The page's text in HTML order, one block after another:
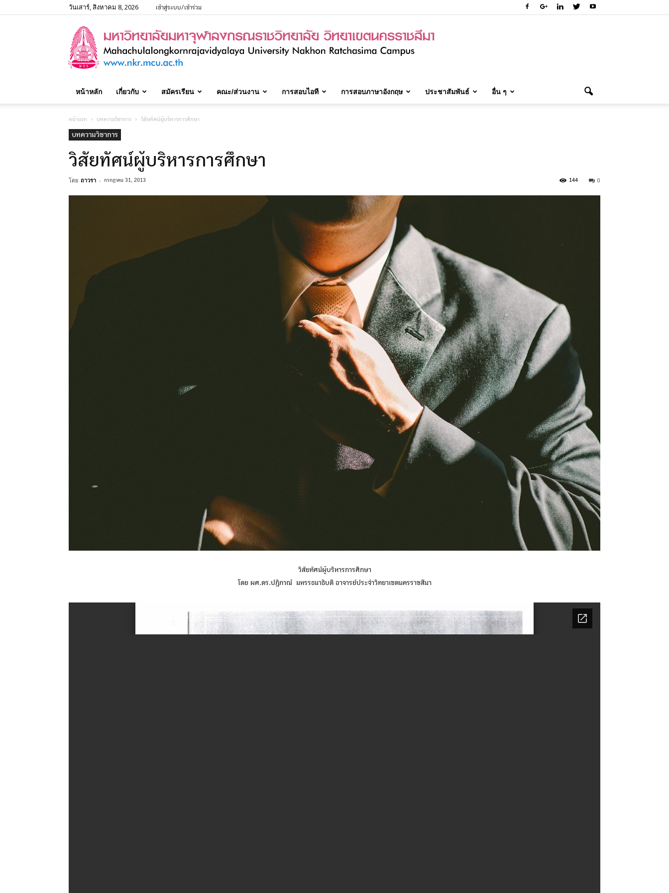
วันเสาร์, สิงหาคม 8, 2026 เข้าสู่ระบบ/เข้าร่วม
หน้าหลัก เกี่ยวกับ สมัครเรียน คณะ/ส่วนงาน การสอบไอที การสอบภาษาอังกฤษ ประชาสัมพันธ์ อื่น ๆ
หน้าแรก บทความวิชาการ วิสัยทัศน์ผู้บริหารการศึกษา
บทความวิชาการ
วิสัยทัศน์ผู้บริหารการศึกษา
โดย ถาวรา - กรกฎาคม 31, 2013 0
144
วิสัยทัศน์ผู้บริหารการศึกษา
โดย ผศ.ดร.ปฏิภาณ์ มหรรธนาธิบดี อาจารย์ประจำวิทยาเขตนครราชสีมา